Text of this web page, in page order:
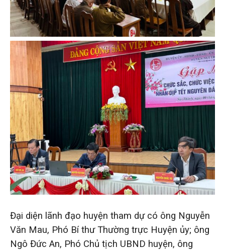
Đại diện lãnh đạo huyện tham dự có ông Nguyễn
Văn Mau, Phó Bí thư Thường trực Huyện ủy; ông
Ngô Đức An, Phó Chủ tịch UBND huyện, ông